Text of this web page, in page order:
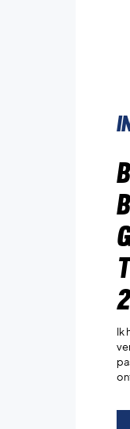
Ik